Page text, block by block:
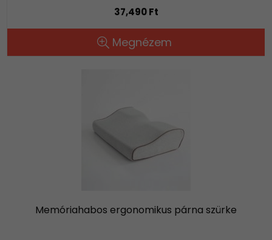
37,490 Ft
Megnézem
Memóriahabos ergonomikus párna szürke